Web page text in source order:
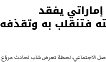
يفقد
فتنقلب به وتقذفه
الاجتماعي، لحظة تعرض شاب لحادث مروّع